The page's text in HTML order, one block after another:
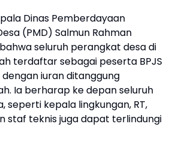
Dinas Pemberdayaan
(PMD) Salmun Rahman
seluruh perangkat desa di
terdaftar sebagai peserta BPJS
iuran ditanggung
Ia berharap ke depan seluruh
seperti kepala lingkungan, RT,
staf teknis juga dapat terlindungi